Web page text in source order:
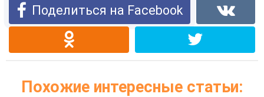
Поделиться на Facebook
Похожие интересные статьи: